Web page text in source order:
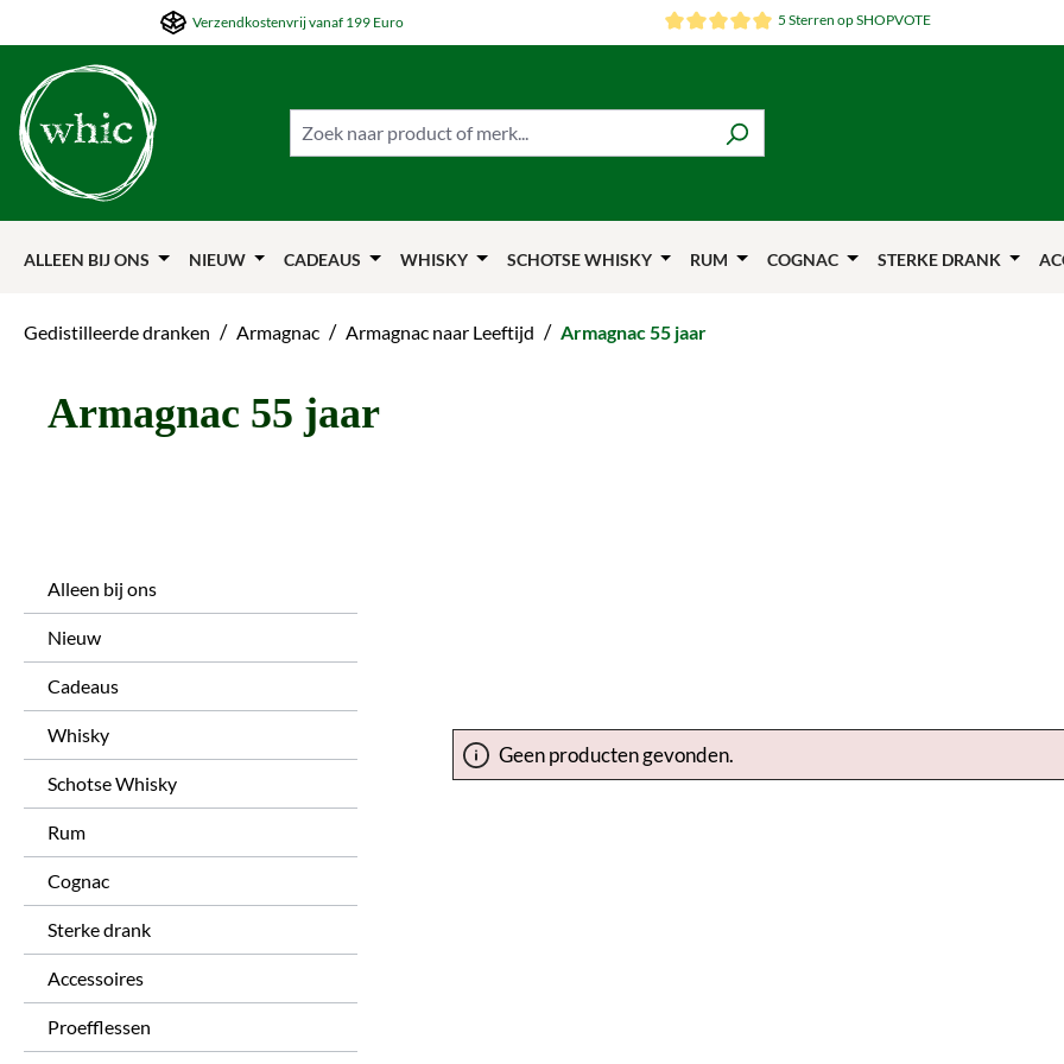
de hoofdinhoud springen
Naar de zoekfunctie springen
Naar de hoofdnavigation springen
Verzendkostenvrij vanaf 199 Euro 5 Sterren op SHOPVOTE
ALLEEN BIJ ONS NIEUW CADEAUS WHISKY SCHOTSE WHISKY RUM COGNAC STERKE DRANK
Gedistilleerde dranken / Armagnac / Armagnac naar Leeftijd / Armagnac 55 jaar
Armagnac 55 jaar
Alleen bij ons
Nieuw
Cadeaus
Whisky
Schotse Whisky
Rum
Cognac
Sterke drank
Accessoires
Proefflessen
Geen producten gevonden.